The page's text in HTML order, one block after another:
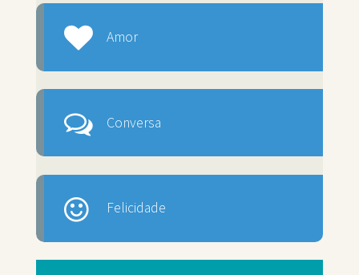
Amor
Conversa
Felicidade